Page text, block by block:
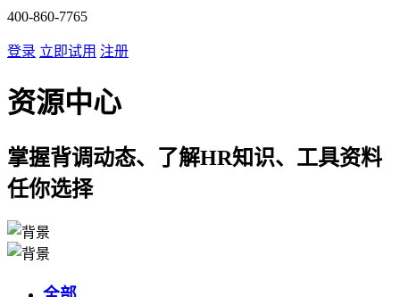
400-860-7765
登录 立即试用 注册
资源中心
掌握背调动态、了解HR知识、工具资料
任你选择